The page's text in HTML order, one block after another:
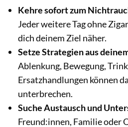
Kehre sofort zum
Jeder weitere Tag ohne
dich deinem Ziel näher.
Setze Strategien aus
Ablenkung, Bewegung,
Ersatzhandlungen können
unterbrechen.
Suche Austausch und
Freund:innen, Familie oder